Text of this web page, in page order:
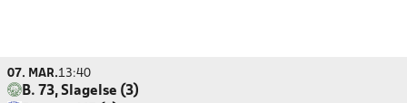
07. MAR.13:40
B. 73, Slagelse (3)